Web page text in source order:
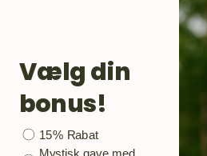
Anonymous
Dejlig smag
Vælg din
bonus!
Bonusgave
15% Rabat
Mystisk gave med